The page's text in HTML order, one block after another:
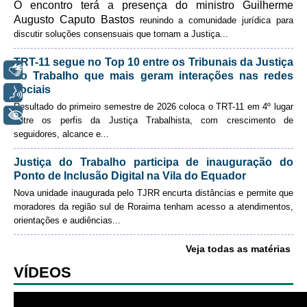
Automação e IA
Governança de TI
Governança das Contratações Obras
Rede de Governança Colaborativa
Laboratório de Inovação
Assessoria de Governança de Gestão de Pessoas
Sites Institucionais
Centro de Memória
Enviar email
O encontro terá a presença do ministro Guilherme
Augusto Caputo Bastosreunindo a comunidade jurídica para
discutir soluções consensuais que tornam a Justiça...
TRT-11 segue no Top 10 entre os Tribunais da Justiça
do Trabalho que mais geram interações nas redes
sociais
Resultado do primeiro semestre de 2026 coloca o TRT-11 em 4º lugar
entre os perfis da Justiça Trabalhista, com crescimento de
seguidores, alcance e...
Justiça do Trabalho participa de inauguração do
Ponto de Inclusão Digital na Vila do Equador
Nova unidade inaugurada pelo TJRR encurta distâncias e permite que
moradores da região sul de Roraima tenham acesso a atendimentos,
orientações e audiências...
Veja todas as matérias
VÍDEOS
Libras
Voz
+ Acessibilidade